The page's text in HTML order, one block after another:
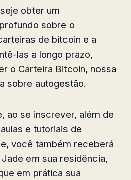
obter um
sobre o
de bitcoin e a
las a longo prazo,
o Carteira Bitcoin, nossa
sobre autogestão.
ao se inscrever, além de
e tutoriais de
você também receberá
em sua residência,
em prática sua